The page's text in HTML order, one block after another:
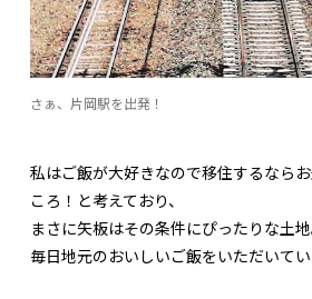
さぁ、片岡駅を出発！
私はご飯が大好きなので移住するなら
ころ！と考えており、
まさに矢板はその条件にぴったりな土地
毎日地元のおいしいご飯をいただいてい